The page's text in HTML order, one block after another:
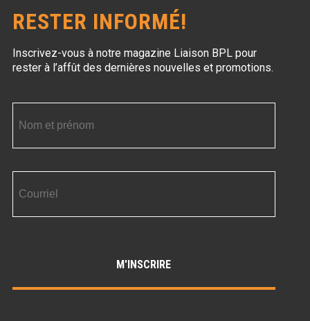
RESTER INFORMÉ!
Inscrivez-vous à notre magazine Liaison BPLpour
rester à l’affût des dernières nouvelles et promotions.